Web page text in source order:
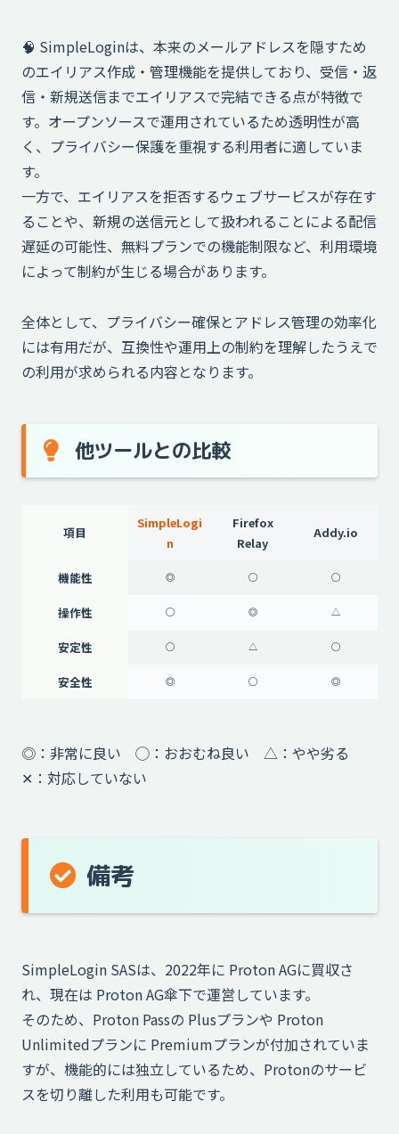
🧠 SimpleLoginは、本来のメールアドレスを隠すため
のエイリアス作成・管理機能を提供しており、受信・返
信・新規送信までエイリアスで完結できる点が特徴で
す。オープンソースで運用されているため透明性が高
く、プライバシー保護を重視する利用者に適していま
す。
一方で、エイリアスを拒否するウェブサービスが存在す
ることや、新規の送信元として扱われることによる配信
遅延の可能性、無料プランでの機能制限など、利用環境
によって制約が生じる場合があります。
全体として、プライバシー確保とアドレス管理の効率化
には有用だが、互換性や運用上の制約を理解したうえで
の利用が求められる内容となります。
他ツールとの比較
項目
SimpleLogi
n
Firefox
Relay
Addy.io
機能性 ◎ ◯ ◯
操作性 ◯ ◎ △
安定性 ◯ △ ◯
安全性 ◎ ◯ ◎
◎：非常に良い ◯：おおむね良い △：やや劣る
✕：対応していない
備考
SimpleLogin SASは、2022年に Proton AGに買収さ
れ、現在は Proton AG傘下で運営しています。
そのため、Proton Passの Plusプランや Proton
Unlimitedプランに Premiumプランが付加されていま
すが、機能的には独立しているため、Protonのサービ
スを切り離した利用も可能です。